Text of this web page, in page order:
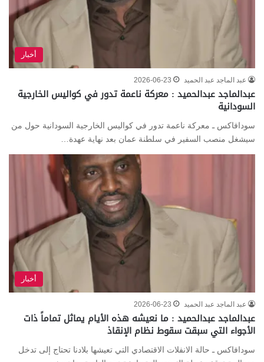
أخبار
عبد الماجد عبد الحميد 2026-06-23
عبدالماجد عبدالحميد : معركة ناعمة تدور في كواليس الخارجية
السودانية
سودافاكس ـ معركة ناعمة تدور في كواليس الخارجية السودانية حول من
سيشغل منصب السفير في سلطنة عمان بعد نهاية عهدة…
أخبار
عبد الماجد عبد الحميد 2026-06-23
عبدالماجد عبدالحميد : ما نعيشه هذه الأيام يماثل تماماً ذات
الأجواء التي سبقت سقوط نظام الإنقاذ
سودافاكس ـ حالة الانفلات الاقتصادي التي تعيشها بلادنا تحتاج إلى تدخل